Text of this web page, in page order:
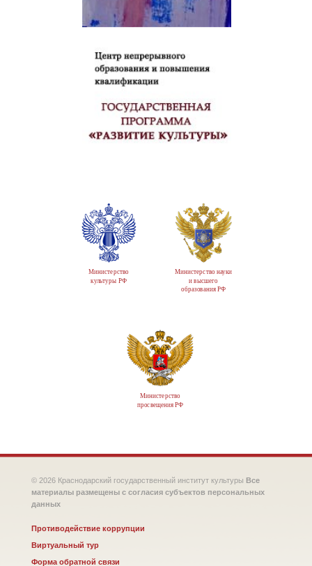
Министерство
культуры РФ
Министерство науки
и высшего
образования РФ
Министерство
просвещения РФ
© 2026 Краснодарский государственный институт культуры Все
материалы размещены с согласия субъектов персональных
данных
Противодействие коррупции
Виртуальный тур
Форма обратной связи